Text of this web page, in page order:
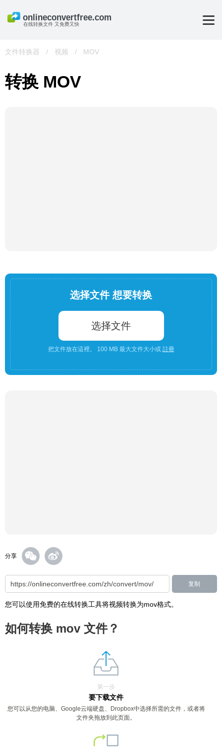
在线转换文件 又免费又快
文件转换器 / 视频 / MOV
转换 MOV
选择文件 想要转换
选择文件
把文件放在這裡。 100 MB 最大文件大小或 註冊
分享
复制
您可以使用免费的在线转换工具将视频转换为mov格式。
如何转换 mov 文件？
第一步
要下载文件
您可以从您的电脑、Google云端硬盘、Dropbox中选择所需的文件，或者将
文件夹拖放到此页面。